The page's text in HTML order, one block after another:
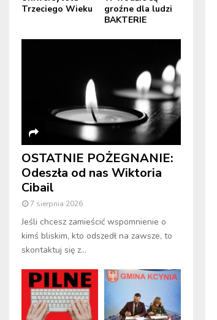
Trzeciego Wieku
groźne dla ludzi
BAKTERIE
OSTATNIE POŻEGNANIE:
Odeszła od nas Wiktoria
Cibail
7 sierpnia 2026
Jeśli chcesz zamieścić wspomnienie o
kimś bliskim, kto odszedł na zawsze, to
skontaktuj się z...